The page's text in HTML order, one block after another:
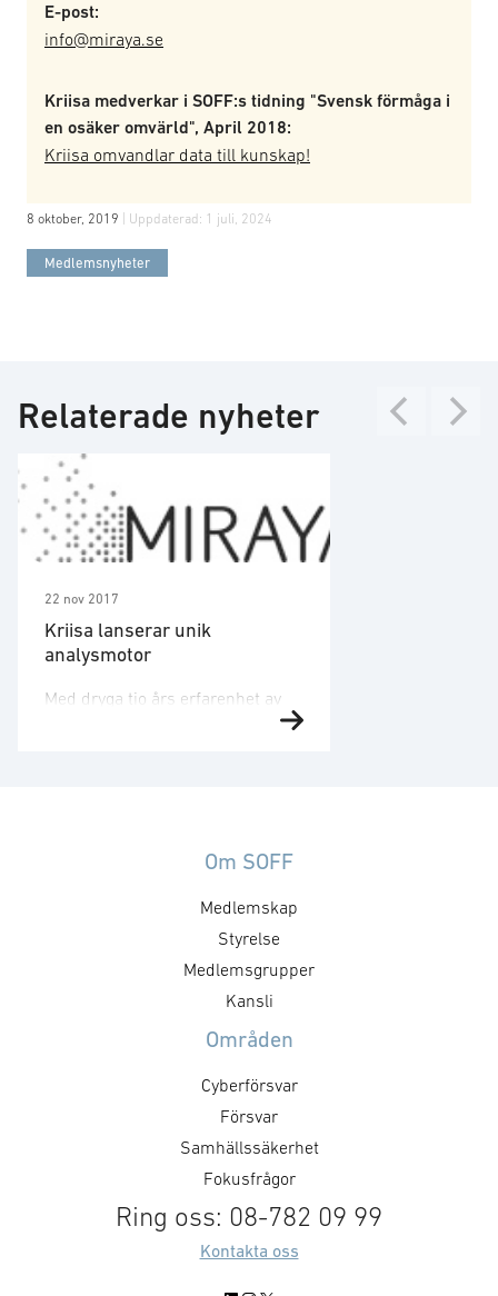
E-post:
info@miraya.se
Kriisa medverkar i SOFF:s tidning "Svensk förmåga i
en osäker omvärld", April 2018:
Kriisa omvandlar data till kunskap!
8 oktober, 2019 | Uppdaterad: 1 juli, 2024
Medlemsnyheter
Relaterade nyheter
22 nov 2017
Kriisa lanserar unik
analysmotor
Med dryga tio års erfarenhet av
fristående produkt som
EVSIGHT. – Det som gör vårt
visualiserar resultatet grafiskt
oberoende av var rådatan
Om SOFF
Medlemskap
Styrelse
Medlemsgrupper
Kansli
Områden
Cyberförsvar
Försvar
Samhällssäkerhet
Fokusfrågor
Ring oss: 08-782 09 99
Kontakta oss